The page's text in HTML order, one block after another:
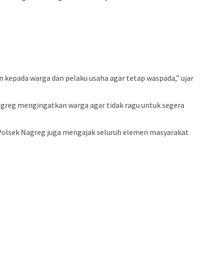
warga dan pelaku usaha agar tetap waspada,” ujar
mengingatkan warga agar tidak ragu untuk segera
Nagreg juga mengajak seluruh elemen masyarakat